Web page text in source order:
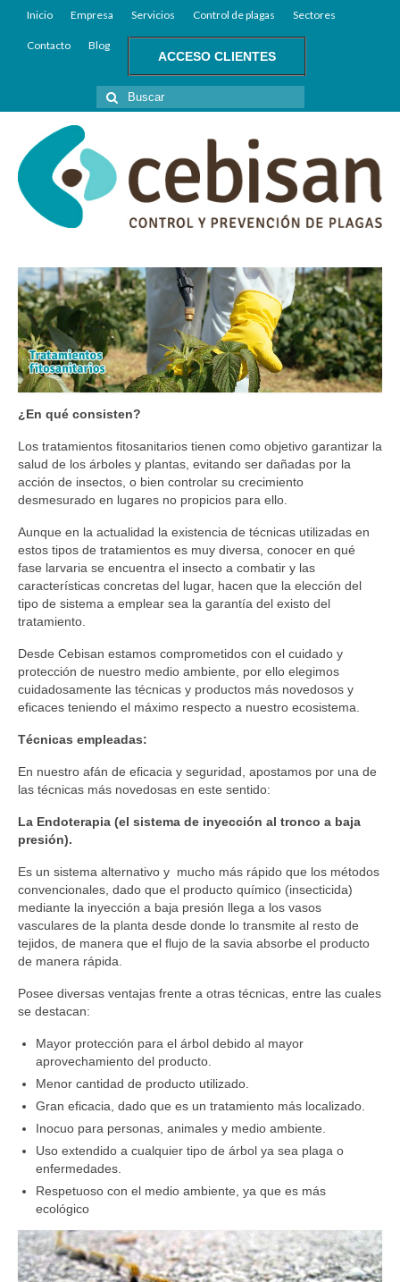
Inicio Empresa Servicios Control de plagas Sectores
Contacto Blog
ACCESO CLIENTES
Buscar
por:
¿En qué consisten?
Los tratamientos fitosanitarios tienen como objetivo garantizar la
salud de los árboles y plantas, evitando ser dañadas por la
acción de insectos, o bien controlar su crecimiento
desmesurado en lugares no propicios para ello.
Aunque en la actualidad la existencia de técnicas utilizadas en
estos tipos de tratamientos es muy diversa, conocer en qué
fase larvaria se encuentra el insecto a combatir y las
características concretas del lugar, hacen que la elección del
tipo de sistema a emplear sea la garantía del existo del
tratamiento.
Desde Cebisan estamos comprometidos con el cuidado y
protección de nuestro medio ambiente, por ello elegimos
cuidadosamente las técnicas y productos más novedosos y
eficaces teniendo el máximo respecto a nuestro ecosistema.
Técnicas empleadas:
En nuestro afán de eficacia y seguridad, apostamos por una de
las técnicas más novedosas en este sentido:
La Endoterapia (el sistema de inyección al tronco a baja
presión).
Es un sistema alternativo y mucho más rápido que los métodos
convencionales, dado que el producto químico (insecticida)
mediante la inyección a baja presión llega a los vasos
vasculares de la planta desde donde lo transmite al resto de
tejidos, de manera que el flujo de la savia absorbe el producto
de manera rápida.
Posee diversas ventajas frente a otras técnicas, entre las cuales
se destacan:
Mayor protección para el árbol debido al mayor
aprovechamiento del producto.
Menor cantidad de producto utilizado.
Gran eficacia, dado que es un tratamiento más localizado.
Inocuo para personas, animales y medio ambiente.
Uso extendido a cualquier tipo de árbol ya sea plaga o
enfermedades.
Respetuoso con el medio ambiente, ya que es más
ecológico